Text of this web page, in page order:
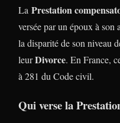
La Prestation
versée par un époux à
la disparité de son niveau
leurDivorce. En France,
à 281 du Code civil.
Qui verse la